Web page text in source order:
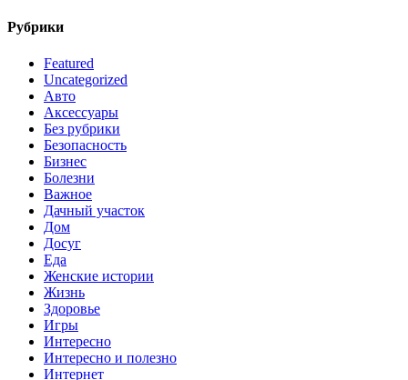
Рубрики
Featured
Uncategorized
Авто
Аксессуары
Без рубрики
Безопасность
Бизнес
Болезни
Важное
Дачный участок
Дом
Досуг
Еда
Женские истории
Жизнь
Здоровье
Игры
Интересно
Интересно и полезно
Интернет